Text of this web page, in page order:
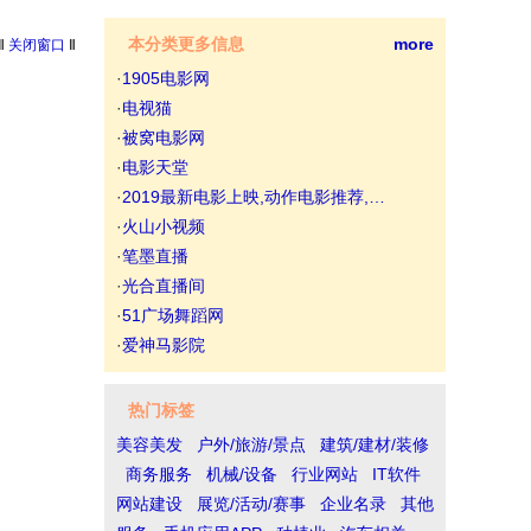
‖ 关闭窗口 ‖ more
本分类更多信息
·1905电影网
·电视猫
·被窝电影网
·电影天堂
·2019最新电影上映,动作电影推荐,…
·火山小视频
·笔墨直播
·光合直播间
·51广场舞蹈网
·爱神马影院
热门标签
美容美发
户外/旅游/景点
建筑/建材/装修
商务服务
机械/设备 行业网站
IT软件
网站建设
展览/活动/赛事 企业名录
其他